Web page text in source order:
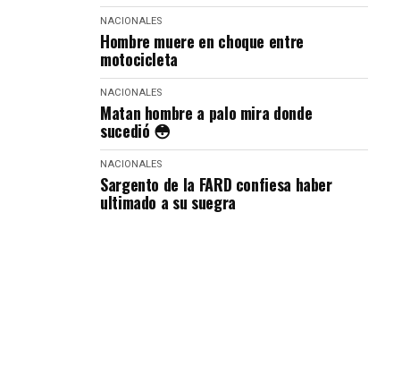
NACIONALES
Hombre muere en choque entre
motocicleta
NACIONALES
Matan hombre a palo mira donde
sucedió 😳
NACIONALES
Sargento de la FARD confiesa haber
ultimado a su suegra